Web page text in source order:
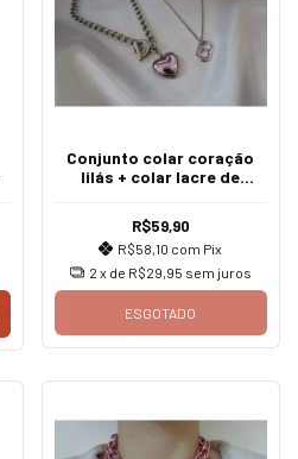
Conjunto colar coração
lilás + colar lacre de
R$59,90
R$58,10 com Pix
2 x de R$29,95 sem juros
ESGOTADO